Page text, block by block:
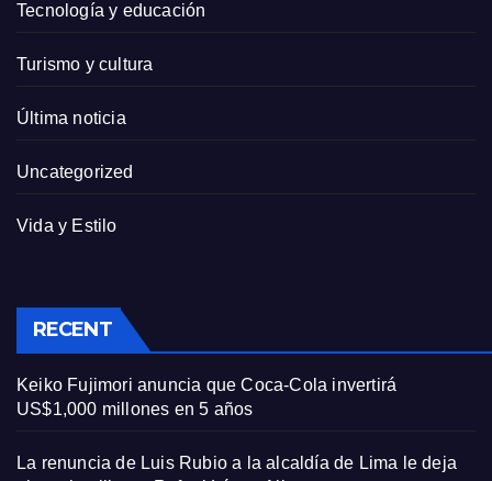
Tecnología y educación
Turismo y cultura
Última noticia
Uncategorized
Vida y Estilo
RECENT
Keiko Fujimori anuncia que Coca-Cola invertirá
US$1,000 millones en 5 años
La renuncia de Luis Rubio a la alcaldía de Lima le deja